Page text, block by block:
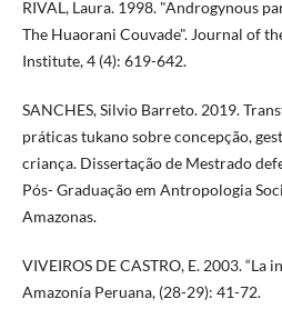
RIVAL, Laura. 1998. "Androgynous
The Huaorani Couvade". Journal of
Institute, 4 (4): 619-642.
SANCHES, Silvio Barreto. 2019.
práticas tukano sobre concepção,
criança. Dissertação de Mestrado
Pós- Graduação em Antropologia
Amazonas.
VIVEIROS DE CASTRO, E. 2003. “La
Amazonía Peruana, (28-29): 41-72.